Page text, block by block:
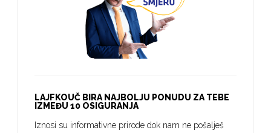
LAJFKOUČ BIRA NAJBOLJU PONUDU ZA TEBE
IZMEĐU 10 OSIGURANJA
Iznosi su informativne prirode dok nam ne pošalješ